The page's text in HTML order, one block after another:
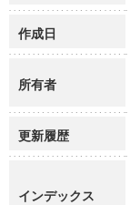
作成日
所有者
更新履歴
インデックス